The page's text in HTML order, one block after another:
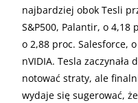
najbardziej obok Tesli
S&P500, Palantir, o 4,18
o 2,88 proc. Salesforce,
nVIDIA. Tesla
notować straty, ale
wydaje się sugerować,